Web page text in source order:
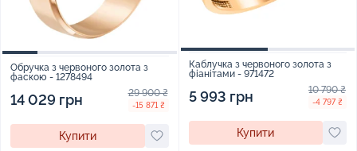
Обручка з червоного золота з
фаскою - 1278494
14 029 грн 29 900 ₴
-15 871 ₴
Купити
Каблучка з червоного золота з
фіанітами - 971472
5 993 грн 10 790 ₴
-4 797 ₴
Купити